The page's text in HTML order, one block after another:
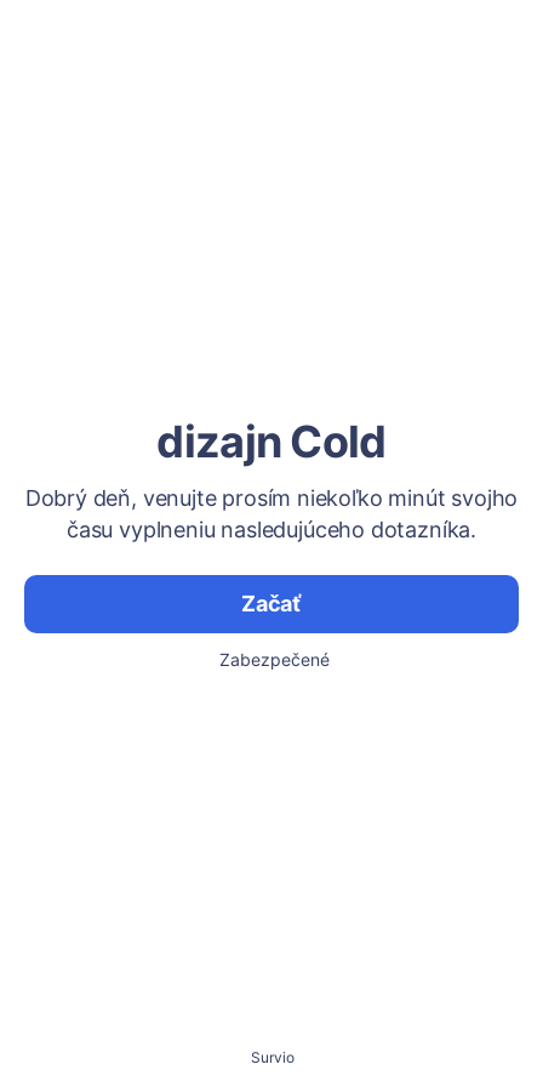
dizajn Cold
Dobrý deň, venujte prosím niekoľko minút svojho
času vyplneniu nasledujúceho dotazníka.
Začať
Zabezpečené
Survio